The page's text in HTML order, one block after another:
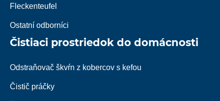
Fleckenteufel
Ostatní odborníci
Čistiaci prostriedok do domácnosti
Odstraňovač škvŕn z kobercov s kefou
Čistič práčky